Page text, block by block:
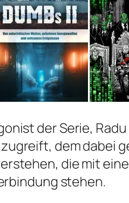
der Serie, Radu
dem dabei
die mit
stehen.